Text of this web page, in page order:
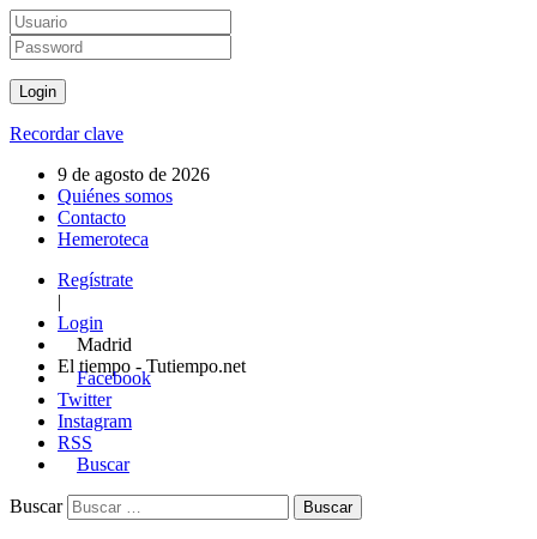
Recordar clave
9 de agosto de 2026
Quiénes somos
Contacto
Hemeroteca
Regístrate
|
Login
Madrid
El tiempo - Tutiempo.net
Facebook
Twitter
Instagram
RSS
Buscar
Buscar